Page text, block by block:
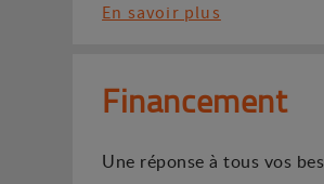
En savoir plus
Financement
Une réponse à tous vos